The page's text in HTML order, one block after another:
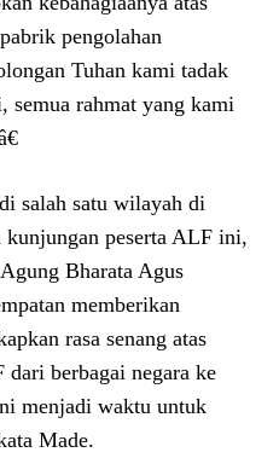
pengolahan
Tuhan kami tadak
semua rahmat yang kami
salah satu wilayah di
peserta ALF ini,
Bharata Agus
memberikan
rasa senang atas
berbagai negara ke
menjadi waktu untuk
Made.